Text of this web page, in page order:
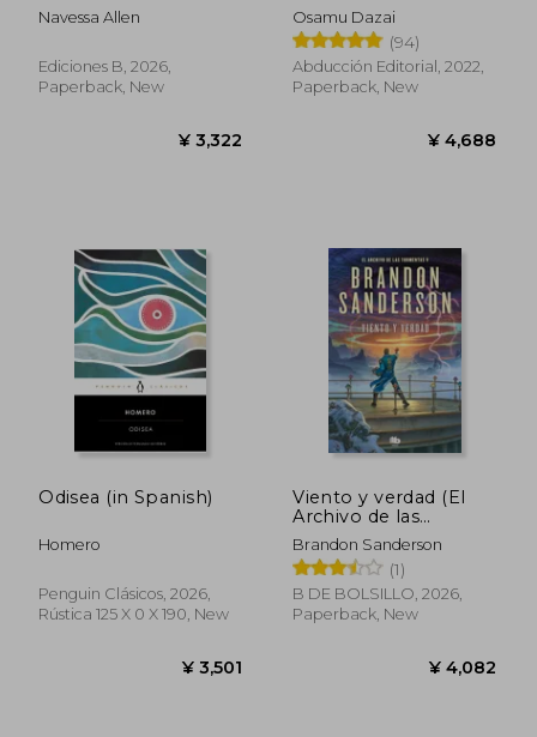
¥ 3,961
Spanish)
Navessa Allen
Ediciones B, 2026,
Paperback, New
Osamu Dazai
(94)
Abducción Editorial, 2022,
Paperback, New
Odisea (in Spanish)
Homero
Penguin Clásicos, 2026,
Rústica 125 X 0 X 190, New
Viento y verdad (El
Archivo de las
Tormentas 5) (in
Spanish)
Brandon Sanderson
(1)
B DE BOLSILLO, 2026,
Paperback, New